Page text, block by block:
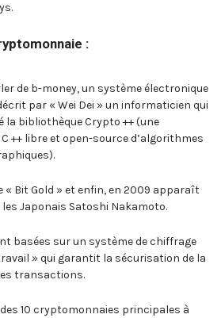
:
de b-money, un système électronique
par « Wei Dei » un informaticien qui
la bibliothèque Crypto ++ (une
++ libre et open-source d’algorithmes
« Bit Gold » et enfin, en 2009 apparaît
les Japonais Satoshi Nakamoto.
basées sur un système de chiffrage
» qui garantit la sécurisation de la
transactions.
10 cryptomonnaies principales à